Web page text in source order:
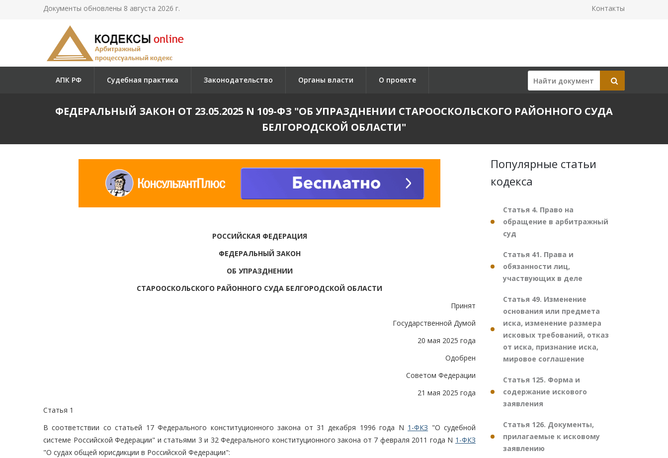
Документы обновлены 8 августа 2026 г. Контакты
АПК РФ Судебная практика Законодательство Органы власти О проекте
ФЕДЕРАЛЬНЫЙ ЗАКОН ОТ 23.05.2025 N 109-ФЗ "ОБ УПРАЗДНЕНИИ СТАРООСКОЛЬСКОГО РАЙОННОГО СУДА
БЕЛГОРОДСКОЙ ОБЛАСТИ"
РОССИЙСКАЯ ФЕДЕРАЦИЯ
ФЕДЕРАЛЬНЫЙ ЗАКОН
ОБ УПРАЗДНЕНИИ
СТАРООСКОЛЬСКОГО РАЙОННОГО СУДА БЕЛГОРОДСКОЙ ОБЛАСТИ
Принят
Государственной Думой
20 мая 2025 года
Одобрен
Советом Федерации
21 мая 2025 года
Статья 1
В соответствии со статьей 17 Федерального конституционного закона от 31 декабря 1996 года N 1-ФКЗ "О судебной
системе Российской Федерации" и статьями 3 и 32 Федерального конституционного закона от 7 февраля 2011 года N 1-ФКЗ
"О судах общей юрисдикции в Российской Федерации":
Популярные статьи
кодекса
Статья 4. Право на
обращение в арбитражный
суд
Статья 41. Права и
обязанности лиц,
участвующих в деле
Статья 49. Изменение
основания или предмета
иска, изменение размера
исковых требований, отказ
от иска, признание иска,
мировое соглашение
Статья 125. Форма и
содержание искового
заявления
Статья 126. Документы,
прилагаемые к исковому
заявлению